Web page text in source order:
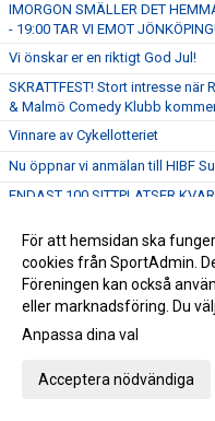
IMORGON SMÄLLER DET
- 19:00 TAR VI EMOT
Vi önskar er en riktigt God Jul!
SKRATTFEST! Stort intresse när
& Malmö Comedy Klubb
Vinnare av Cykellotteriet
Nu öppnar vi anmälan till HIBF
ENDAST 100 SITTPLATSER
ENDAST 200 SITTPLATSER
FRITT INTRÄDE!
SKRATTFEST! Robin Paulsson,
till Halörhallen 8/1 - Perfekt
FRITT INTRÄDE & Publikfest när
Gameday - Skånederby i
För att hemsidan ska
cookies från SportAdmin.
Föreningen kan också
eller marknadsföring. Du
Anpassa dina val
Acceptera nödvändiga